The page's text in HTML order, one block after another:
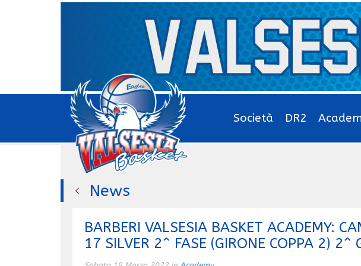
Società DR2
News
BARBERI VALSESIA BASKET ACADEMY:
17 SILVER 2^ FASE (GIRONE COPPA 2) 2^